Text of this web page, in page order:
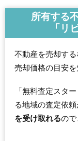
所有する
「リ
不動産を売却す
売却価格の目安を
「無料査定スタ
る地域の査定依頼
を受け取れるので